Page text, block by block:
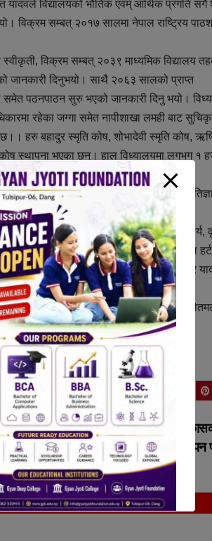
यादवले विद्यालयको भौतिक एवम् आर्थिक प्रगति संगै
विक्रम सम्बत् २०१७ सालमा नेपाल राष्ट्रिय
विक्रम सम्बत् २०३९ माध्यमिक विद्यालय
जानकारी दिनुभयो। साथै २०६३ सालको प्राप्त
पठनपाठन सुरु भएको जानकारी दिनु भयो।
रहेका जग्गा समेत नापीशाखा लमही बाट
हरु बहादुर स्मृति कोष, शोभादेवी स्मृति कोष,
स्थापना भएका छन्। हाल विध्यालयमा लगभग १
पौडेल र कक्षा १२ का उत्कृष्ट अंक व्याउने
बाट राम गोपाल यादव लाई सम्मान गरिएको हो।
तेजप्रसाद न्यौपाने, रेशम बिसी, दिनामणी आचार्य,
बोर्डिङ स्कुल प्रिन्सिपल बिकाश रजौरे, नेपाल हर्ट
व्यवस्थापन समितिका सदस्य अशोक कुमार
।
भएको कार्यक्रमको सहजिकरण शिक्षिका राधा
फुर्केसल्लीका स्थानियबासीहरू ।
गर्दै बुझाए पालिकालाई